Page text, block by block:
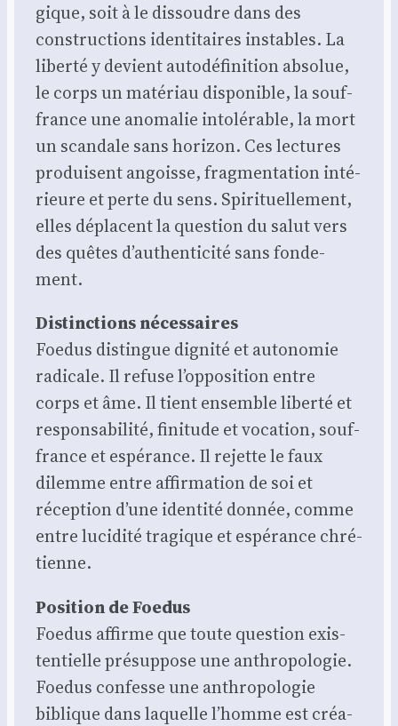
gique, soit à le dis­soudre dans des
construc­tions iden­ti­taires instables. La
liber­té y devient auto­dé­fi­ni­tion abso­lue,
le corps un maté­riau dis­po­nible, la souf­
france une ano­ma­lie into­lé­rable, la mort
un scan­dale sans hori­zon. Ces lec­tures
pro­duisent angoisse, frag­men­ta­tion inté­
rieure et perte du sens. Spi­ri­tuel­le­ment,
elles déplacent la ques­tion du salut vers
des quêtes d’authenticité sans fon­de­
ment.
Dis­tinc­tions néces­saires
Foe­dus dis­tingue digni­té et auto­no­mie
radi­cale. Il refuse l’opposition entre
corps et âme. Il tient ensemble liber­té et
res­pon­sa­bi­li­té, fini­tude et voca­tion, souf­
france et espé­rance. Il rejette le faux
dilemme entre affir­ma­tion de soi et
récep­tion d’une iden­ti­té don­née, comme
entre luci­di­té tra­gique et espé­rance chré­
tienne.
Posi­tion de Foe­dus
Foe­dus affirme que toute ques­tion exis­
ten­tielle pré­sup­pose une anthro­po­lo­gie.
Foe­dus confesse une anthro­po­lo­gie
biblique dans laquelle l’homme est créa­